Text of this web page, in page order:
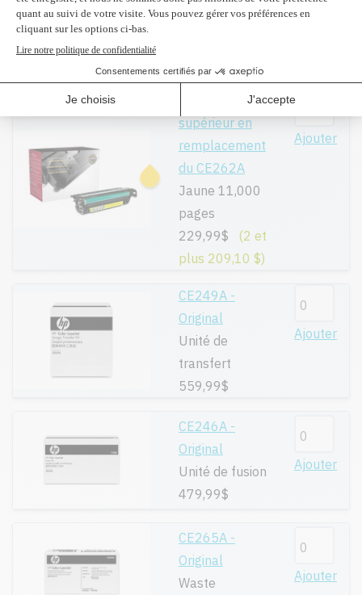
Original
605,99$
supérieur en
remplacement
du CE262A
Jaune 11,000
pages
229,99$
(2 et
plus 209,10 $)
Ajouter
CE249A -
Original
Unité de
transfert
559,99$
Ajouter
CE246A -
Original
Unité de fusion
479,99$
Ajouter
CE265A -
Original
Waste
Ajouter